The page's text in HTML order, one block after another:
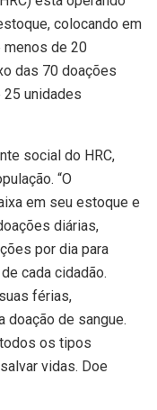
colocando em
menos de 20
das 70 doações
25 unidades
social do HRC,
“O
em seu estoque e
diárias,
por dia para
cada cidadão.
férias,
doação de sangue.
os tipos
vidas. Doe